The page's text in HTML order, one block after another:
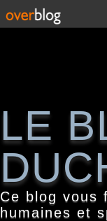
LE
Ce blog vous
humaines et